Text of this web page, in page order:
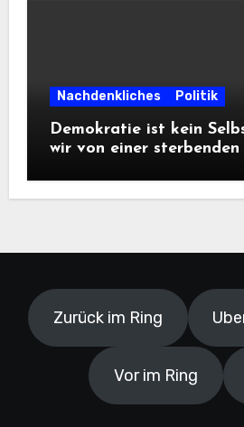
Nachdenkliches Politik
Demokratie ist kein
wir von einer sterbenden
Zurück im Ring
Vor im Ring